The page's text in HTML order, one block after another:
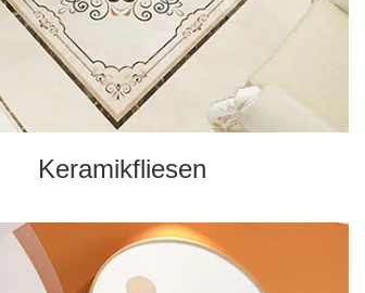
Keramikfliesen